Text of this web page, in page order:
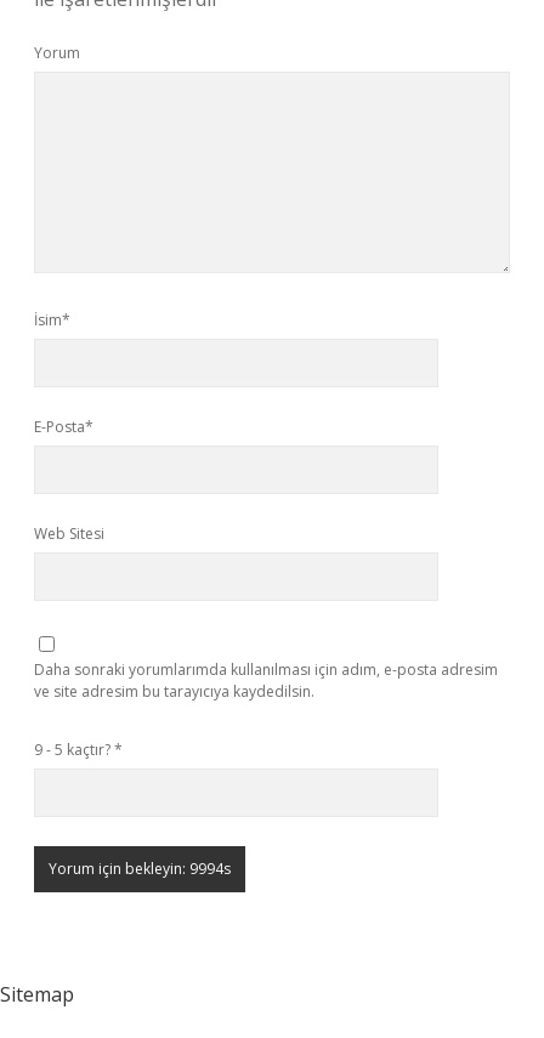
Yorum
İsim*
E-Posta*
Web Sitesi
Daha sonraki yorumlarımda kullanılması için adım, e-posta adresim
ve site adresim bu tarayıcıya kaydedilsin.
9 - 5 kaçtır?*
Sitemap